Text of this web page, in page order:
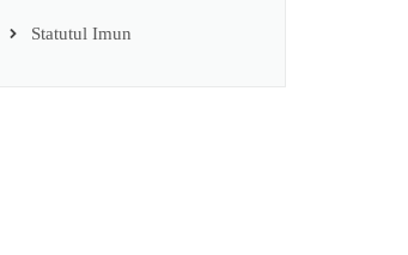
Statutul Imun